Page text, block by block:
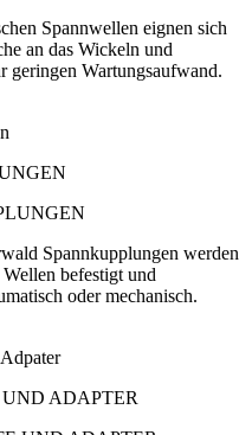
Spannwellen eignen sich
an das Wickeln und
geringen Wartungsaufwand.
Spannkupplungen werden
befestigt und
oder mechanisch.
ADAPTER